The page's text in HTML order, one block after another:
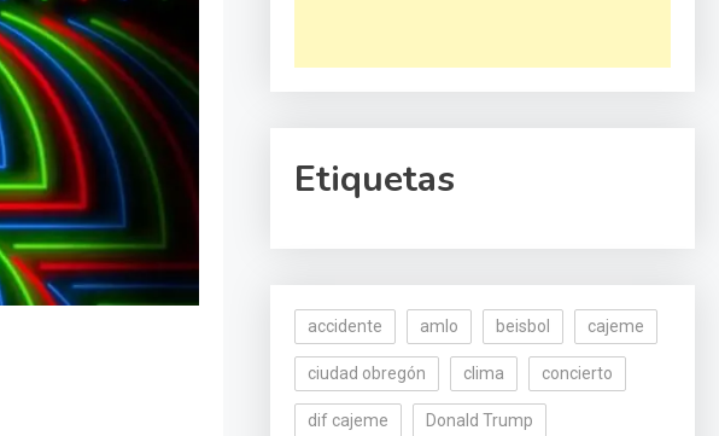
Etiquetas
accidente amlo beisbol cajeme
ciudad obregón clima concierto
dif cajeme Donald Trump